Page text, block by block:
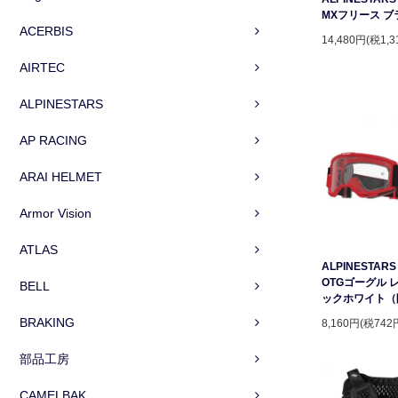
ACERBIS
AIRTEC
ALPINESTARS
AP RACING
ARAI HELMET
Armor Vision
ATLAS
BELL
BRAKING
部品工房
CAMELBAK
MXフリース ブ
14,480円(税
ALPINESTARS
OTGゴーグル
ックホワイト
8,160円(税742